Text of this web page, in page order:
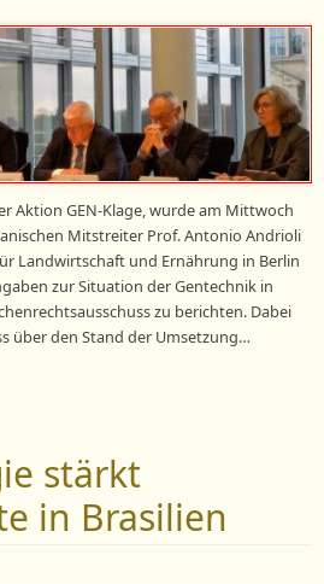
Aktion GEN-Klage, wurde am Mittwoch
Mitstreiter Prof. Antonio Andrioli
Landwirtschaft und Ernährung in Berlin
zur Situation der Gentechnik in
zu berichten. Dabei
über den Stand der Umsetzung…
stärkt
in Brasilien